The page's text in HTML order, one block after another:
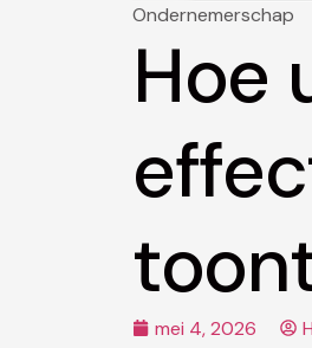
Ondernemerschap
Hoe
mei 4, 2026